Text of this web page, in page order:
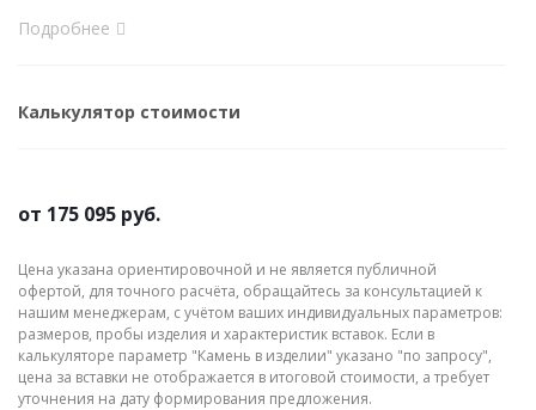
Подробнее
Калькулятор стоимости
от 175 095 руб.
Цена указана ориентировочной и не является публичной
офертой, для точного расчёта, обращайтесь за консультацией к
нашим менеджерам, с учётом ваших индивидуальных параметров:
размеров, пробы изделия и характеристик вставок. Если в
калькуляторе параметр "Камень в изделии" указано "по запросу",
цена за вставки не отображается в итоговой стоимости, а требует
уточнения на дату формирования предложения.